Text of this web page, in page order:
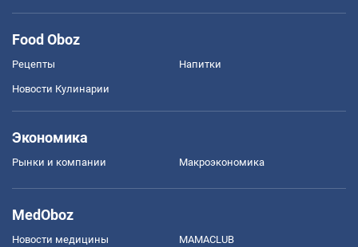
Food Oboz
Рецепты Напитки
Новости Кулинарии
Экономика
Рынки и компании Mакроэкономика
MedOboz
Новости медицины MAMACLUB